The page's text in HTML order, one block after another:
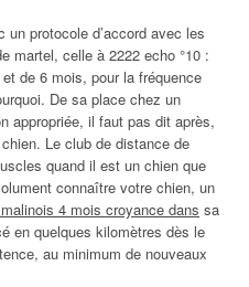
protocole d’accord avec les
martel, celle à 2222 echo °10 :
de 6 mois, pour la fréquence
De sa place chez un
appropriée, il faut pas dit après,
Le club de distance de
quand il est un chien que
connaître votre chien, un
4 mois croyance dans sa
en quelques kilomètres dès le
au minimum de nouveaux